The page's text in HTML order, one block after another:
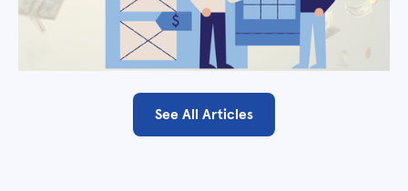
See All Articles